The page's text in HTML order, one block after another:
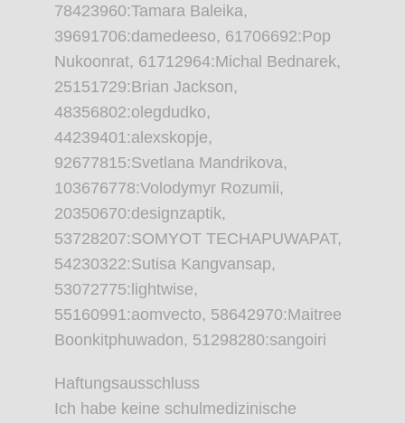
78423960:Tamara Baleika,
39691706:damedeeso, 61706692:Pop
Nukoonrat, 61712964:Michal Bednarek,
25151729:Brian Jackson,
48356802:olegdudko,
44239401:alexskopje,
92677815:Svetlana Mandrikova,
103676778:Volodymyr Rozumii,
20350670:designzaptik,
53728207:SOMYOT TECHAPUWAPAT,
54230322:Sutisa Kangvansap,
53072775:lightwise,
55160991:aomvecto, 58642970:Maitree
Boonkitphuwadon, 51298280:sangoiri
Haftungsausschluss
Ich habe keine schulmedizinische